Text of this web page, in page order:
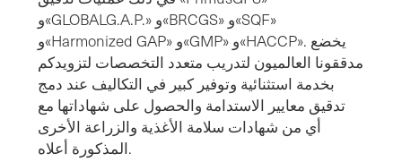
و«GLOBALG.A.P.» و«BRCGS» و«SQF»
و«Harmonized GAP» و«GMP» و«HACCP». يخضع
مدققونا العالميون لتدريب متعدد التخصصات لتزويدكم
بخدمة استثنائية وتوفير كبير في التكاليف عند دمج
تدقيق معايير الاستدامة والحصول على شهاداتها مع
أي من شهادات سلامة الأغذية والزراعة الأخرى
المذكورة أعلاه.